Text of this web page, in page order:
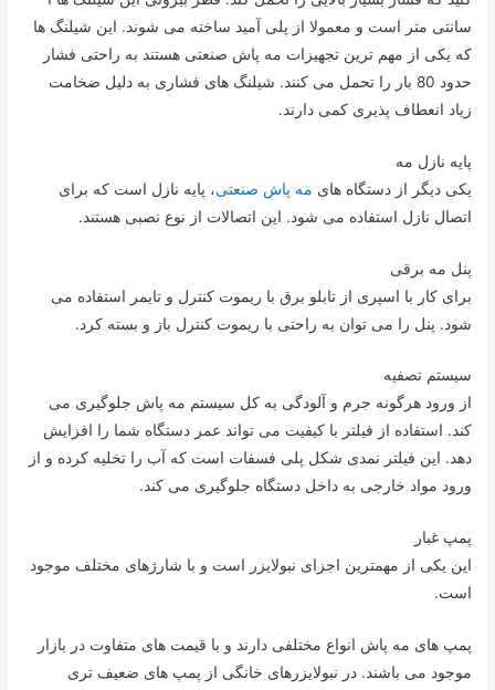
سانتی متر است و معمولا از پلی آمید ساخته می شوند. این شیلنگ ها
که یکی از مهم ترین تجهیزات مه پاش صنعتی هستند به راحتی فشار
حدود 80 بار را تحمل می کنند. شیلنگ های فشاری به دلیل ضخامت
زیاد انعطاف پذیری کمی دارند.
پایه نازل مه
یکی دیگر از دستگاه های مه پاش صنعتی، پایه نازل است که برای
اتصال نازل استفاده می شود. این اتصالات از نوع نصبی هستند.
پنل مه برقی
برای کار با اسپری از تابلو برق با ریموت کنترل و تایمر استفاده می
شود. پنل را می توان به راحتی با ریموت کنترل باز و بسته کرد.
سیستم تصفیه
از ورود هرگونه جرم و آلودگی به کل سیستم مه پاش جلوگیری می
کند. استفاده از فیلتر با کیفیت می تواند عمر دستگاه شما را افزایش
دهد. این فیلتر نمدی شکل پلی فسفات است که آب را تخلیه کرده و از
ورود مواد خارجی به داخل دستگاه جلوگیری می کند.
پمپ غبار
این یکی از مهمترین اجزای نبولایزر است و با شارژهای مختلف موجود
است.
پمپ های مه پاش انواع مختلفی دارند و با قیمت های متفاوت در بازار
موجود می باشند. در نبولایزرهای خانگی از پمپ های ضعیف تری